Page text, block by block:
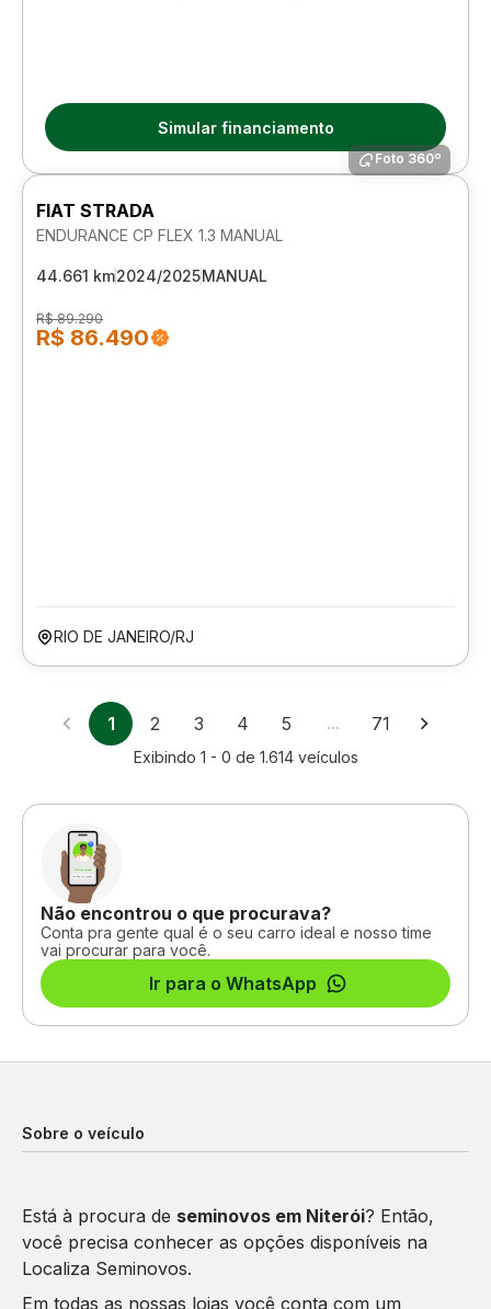
Simular financiamento
Foto 360º
FIAT STRADA
ENDURANCE CP FLEX 1.3 MANUAL
44.661 km2024/2025MANUAL
R$ 89.290
R$ 86.490
RIO DE JANEIRO/RJ
1 2 3 4 5 … 71
Exibindo 1 - 0 de 1.614 veículos
Não encontrou o que procurava?
Conta pra gente qual é o seu carro ideal e nosso time
vai procurar para você.
Ir para o WhatsApp
Sobre o veículo
Está à procura de seminovos em Niterói? Então,
você precisa conhecer as opções disponíveis na
Localiza Seminovos.
Em todas as nossas lojas você conta com um